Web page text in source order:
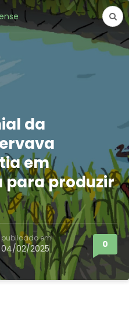
da
em
produzir
publicado em
04/02/2025 0